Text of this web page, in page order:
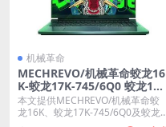
机械革命
MECHREVO/机械革命蛟龙16
K-蛟龙17K-745/6Q0 蛟龙17K
S 原厂Windows 11 22H2恢
复系统镜像下载
本文提供MECHREVO/机械革命蛟
龙16K、蛟龙17K-745/6Q0及蛟龙
1...